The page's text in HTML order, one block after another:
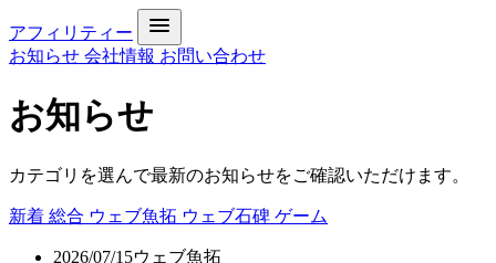
アフィリティー
お知らせ 会社情報 お問い合わせ
お知らせ
カテゴリを選んで最新のお知らせをご確認いただけます。
新着 総合 ウェブ魚拓 ウェブ石碑 ゲーム
2026/07/15ウェブ魚拓